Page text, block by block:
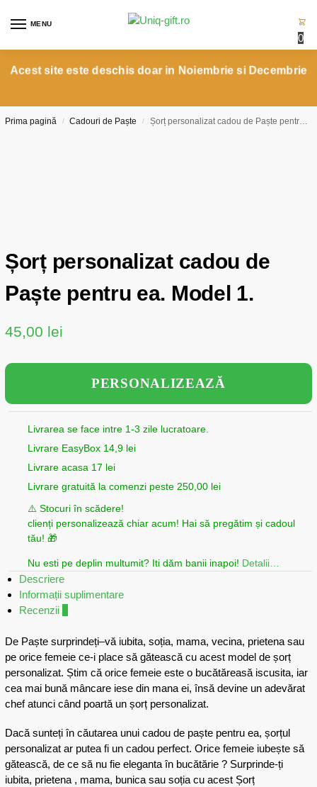
MENU
0
Acest site este deschis doar in Noiembrie si Decembrie
Prima pagină / Cadouri de Paște / Șorț personalizat cadou de Paște pentru ea. Model 1.
Șorț personalizat cadou de
Paște pentru ea. Model 1.
45,00 lei
PERSONALIZEAZĂ
Livrarea se face intre 1-3 zile lucratoare.
Livrare EasyBox 14,9 lei
Livrare acasa 17 lei
Livrare gratuită la comenzi peste 250,00 lei
⚠️ Stocuri în scădere!
clienți personalizează chiar acum! Hai să pregătim și cadoul
tău! 🎁
Nu esti pe deplin multumit? Iti dăm banii inapoi! Detalii…
Descriere
Informații suplimentare
Recenzii
De Paște surprindeți–vă iubita, soția, mama, vecina, prietena sau
pe orice femeie ce-i place să gătească cu acest model de șorț
personalizat. Știm că orice femeie este o bucătăreasă iscusita, iar
cea mai bună mâncare iese din mana ei,însă devine un adevărat
chef atunci când poartă un șorț personalizat.
Dacă sunteți în căutarea unui cadou de paște pentru ea, șorțul
personalizat ar putea fi un cadou perfect. Orice femeie iubește să
gătească, de ce să nu fie eleganta în bucătărie ? Surprinde-ți
iubita, prietena , mama, bunica sau soția cu acest Șorț